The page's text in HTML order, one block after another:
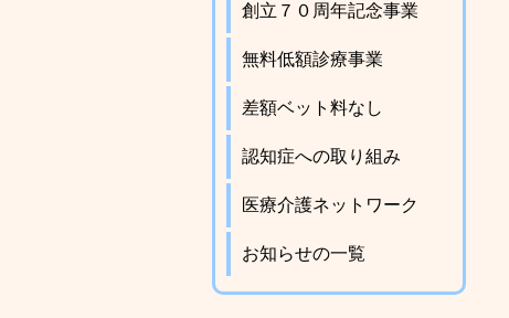
創立７０周年記念事業
無料低額診療事業
差額ベット料なし
認知症への取り組み
医療介護ネットワーク
お知らせの一覧